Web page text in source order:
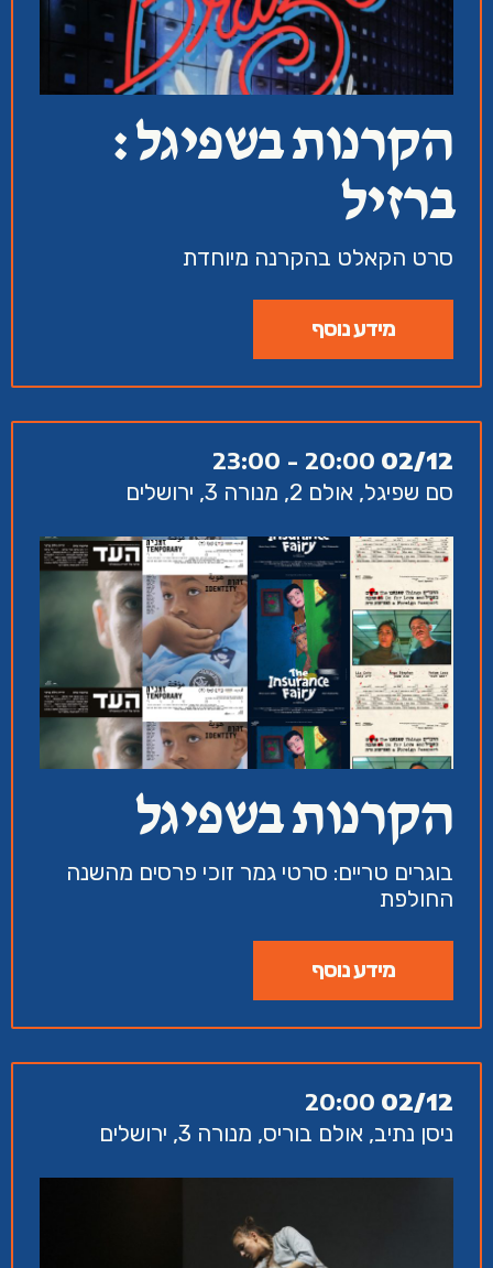
הקרנות בשפיגל :
ברזיל
סרט הקאלט בהקרנה מיוחדת
מידע נוסף
02/12
20:00 - 23:00
סם שפיגל, אולם 2, מנורה 3, ירושלים
הקרנות בשפיגל
בוגרים טריים: סרטי גמר זוכי פרסים מהשנה
החולפת
מידע נוסף
02/12
20:00
ניסן נתיב, אולם בוריס, מנורה 3, ירושלים